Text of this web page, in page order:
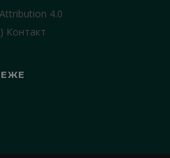
4.0
Контакт